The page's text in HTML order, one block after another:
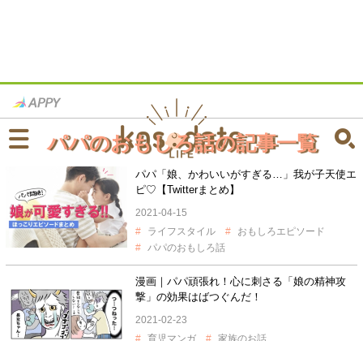
パパのおもしろ話の記事一覧
パパ「娘、かわいいがすぎる…」我が子天使エ
ピ♡【Twitterまとめ】
2021-04-15
ライフスタイル
おもしろエピソード
パパのおもしろ話
漫画｜パパ頑張れ！心に刺さる「娘の精神攻
撃」の効果はばつぐんだ！
2021-02-23
育児マンガ
家族のお話